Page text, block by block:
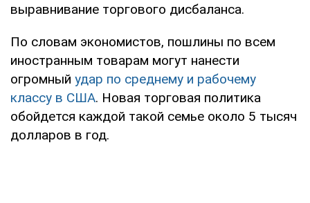
выравнивание торгового дисбаланса.
По словам экономистов, пошлины по всем
иностранным товарам могут нанести
огромный удар по среднему и рабочему
классу в США. Новая торговая политика
обойдется каждой такой семье около 5 тысяч
долларов в год.